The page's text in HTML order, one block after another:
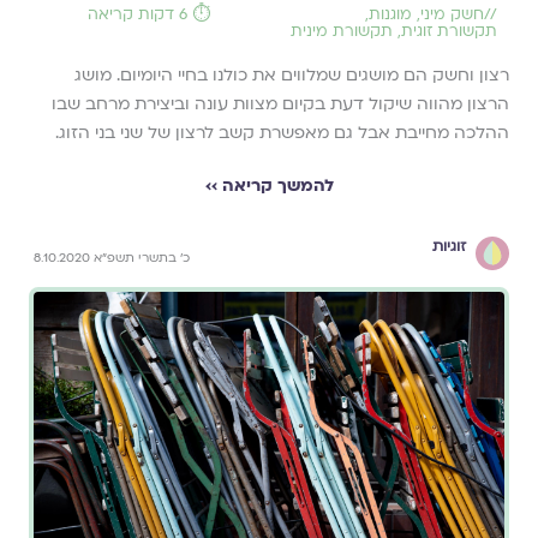
//חשק מיני, מוגנות,
תקשורת זוגית, תקשורת מינית
⏱️ 6 דקות קריאה
רצון וחשק הם מושגים שמלווים את כולנו בחיי היומיום. מושג
הרצון מהווה שיקול דעת בקיום מצוות עונה וביצירת מרחב שבו
ההלכה מחייבת אבל גם מאפשרת קשב לרצון של שני בני הזוג.
להמשך קריאה ››
זוגיות
כ׳ בתשרי תשפ״א 8.10.2020